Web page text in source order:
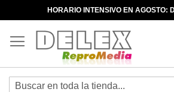
HORARIO INTENSIVO EN AGOSTO: